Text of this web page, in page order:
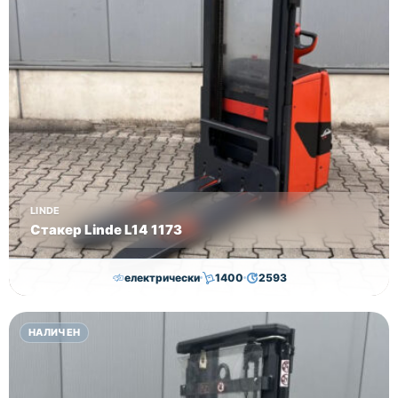
LINDE
Стакер Linde L14 1173
електрически 1400 2593
7,000.00€6,500.00€
Височина Състояние
втора употреба
НАЛИЧЕН